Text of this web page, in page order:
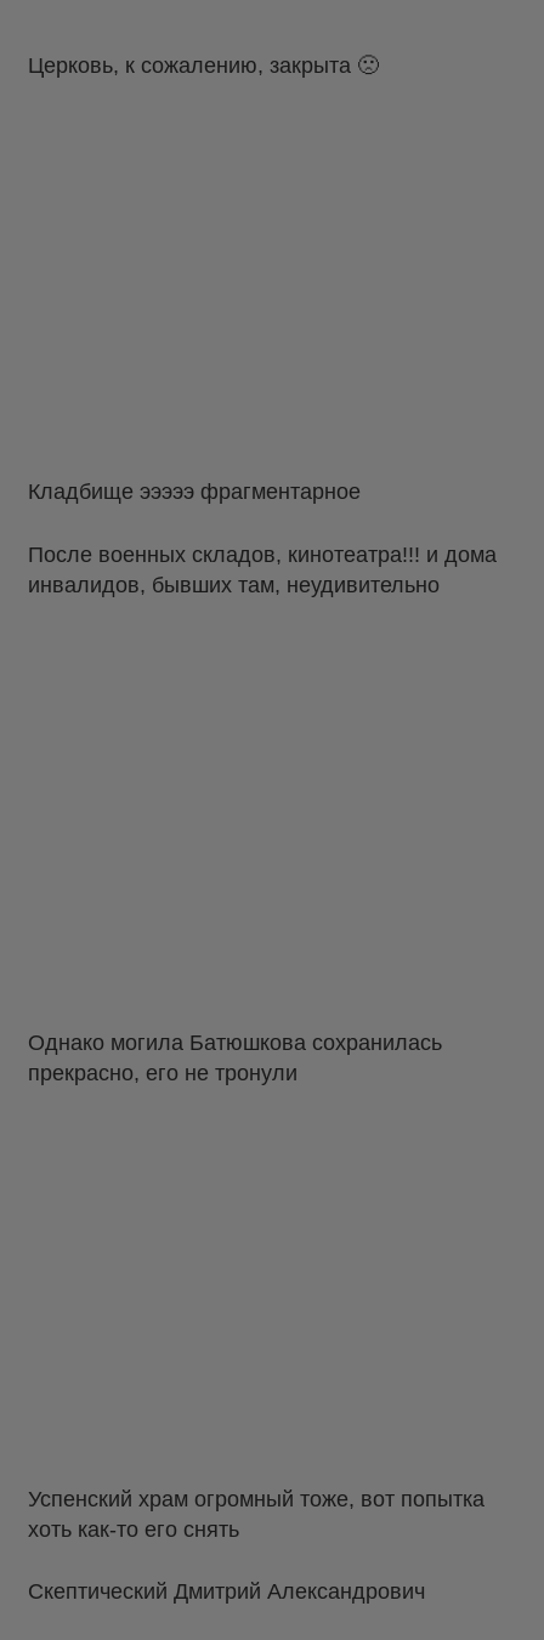
Церковь, к сожалению, закрыта 🙁
Кладбище эээээ фрагментарное
После военных складов, кинотеатра!!! и дома
инвалидов, бывших там, неудивительно
Однако могила Батюшкова сохранилась
прекрасно, его не тронули
Успенский храм огромный тоже, вот попытка
хоть как-то его снять
Скептический Дмитрий Александрович